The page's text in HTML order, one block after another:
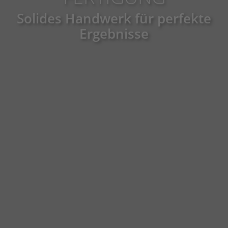
Solides Handwerk für perfekte
Ergebnisse